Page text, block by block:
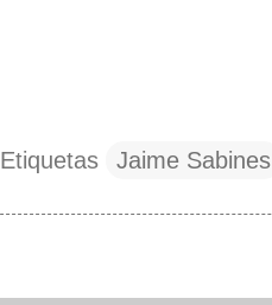
Etiquetas Jaime Sabines